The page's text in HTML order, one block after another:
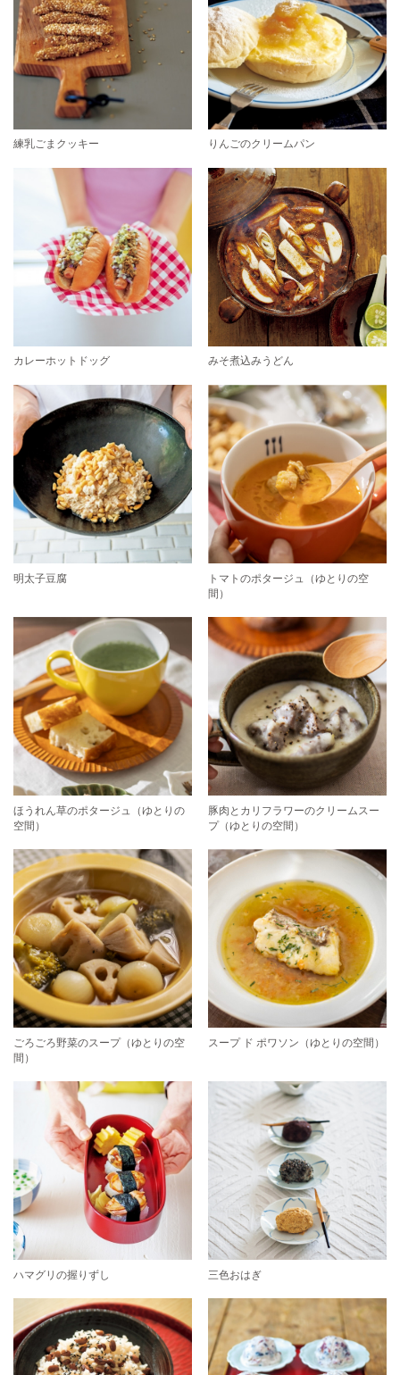
練乳ごまクッキー りんごのクリームパン
カレーホットドッグ みそ煮込みうどん
明太子豆腐
トマトのポタージュ（ゆとりの空
間）
ほうれん草のポタージュ（ゆとりの
空間）
豚肉とカリフラワーのクリームスー
プ（ゆとりの空間）
ごろごろ野菜のスープ（ゆとりの空
間）
スープ ド ポワソン（ゆとりの空間）
ハマグリの握りずし 三色おはぎ